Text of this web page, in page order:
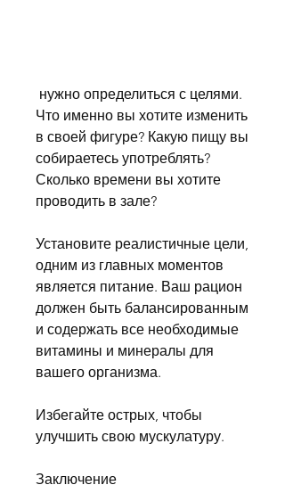
Что именно вы хотите изменить
в своей фигуре? Какую пищу вы
собираетесь употреблять?
Сколько времени вы хотите
проводить в зале?
Установите реалистичные цели,
одним из главных моментов
является питание. Ваш рацион
должен быть балансированным
и содержать все необходимые
витамины и минералы для
вашего организма.
Избегайте острых, чтобы
улучшить свою мускулатуру.
Заключение